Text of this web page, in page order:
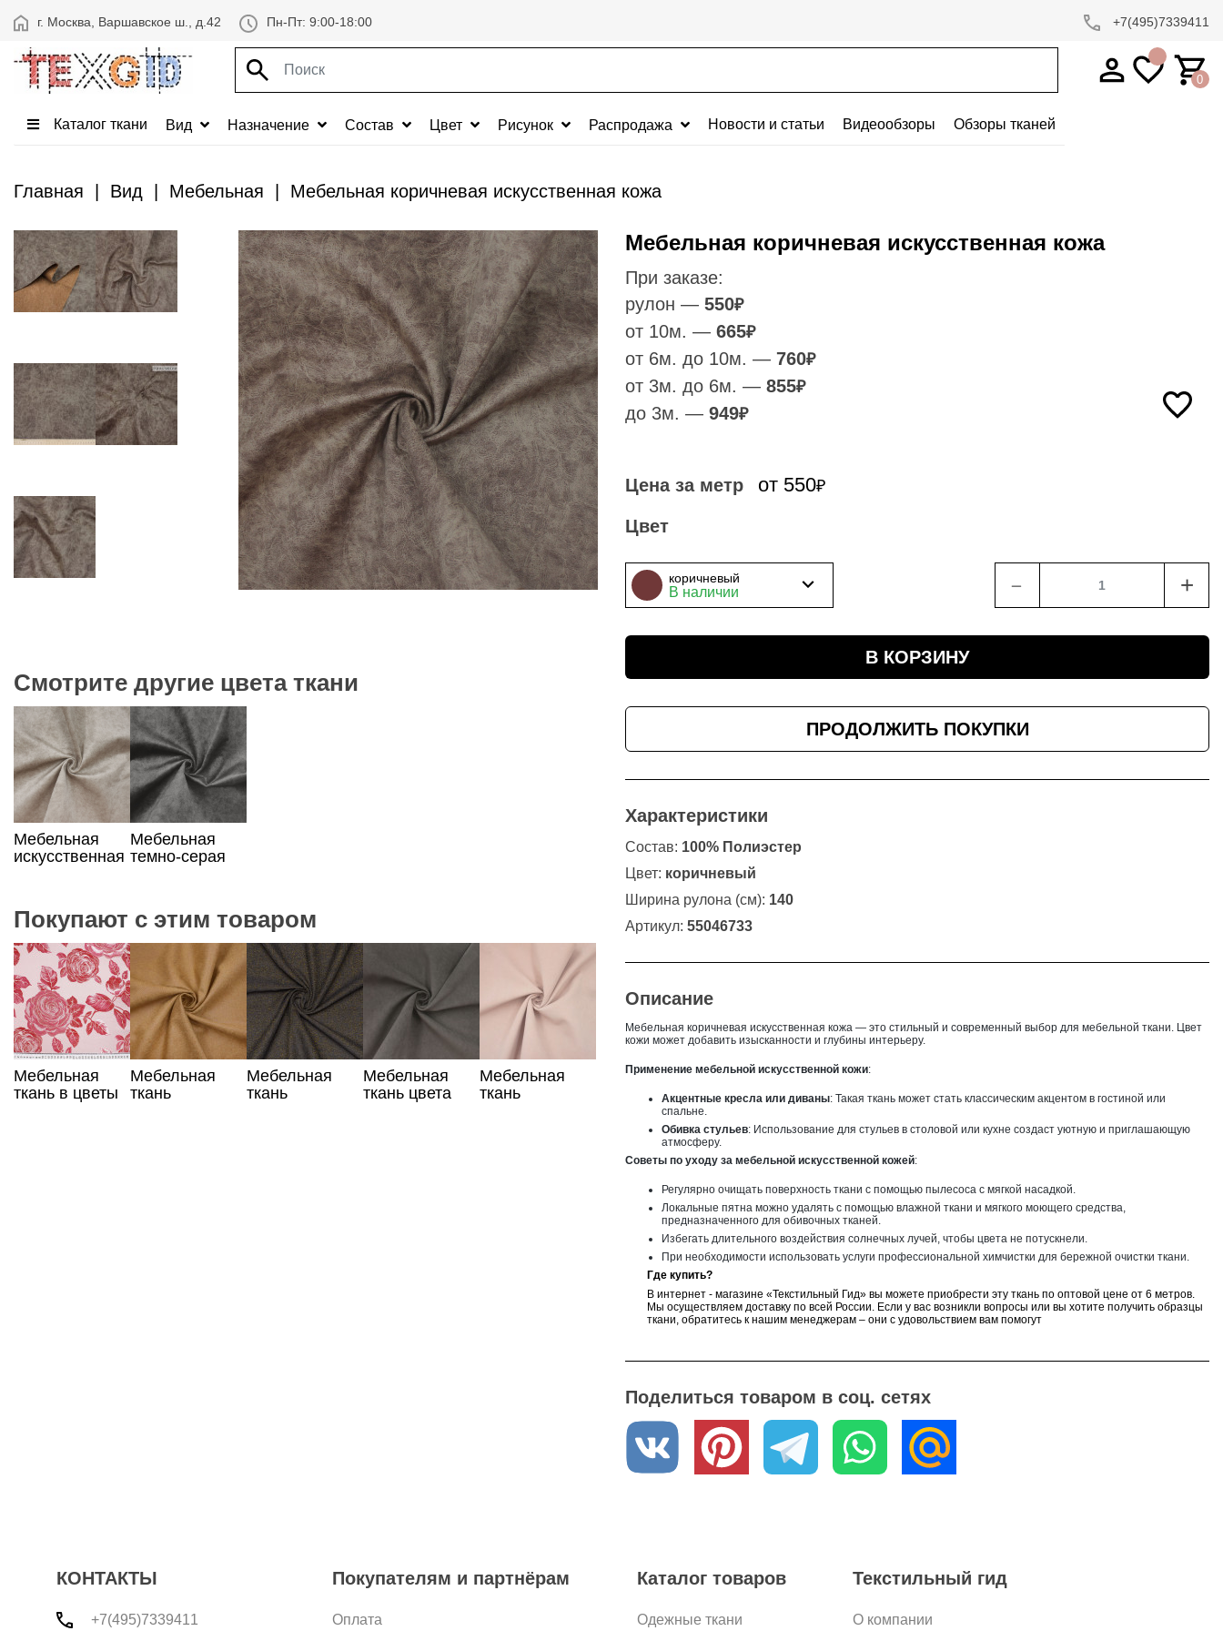
г. Москва, Варшавское ш., д.42 Пн-Пт: 9:00-18:00 +7(495)7339411
0
Каталог ткани Вид Назначение Состав Цвет Рисунок Распродажа Новости и статьи Видеообзоры Обзоры тканей
Главная Вид Мебельная Мебельная коричневая искусственная кожа
Мебельная коричневая искусственная кожа
При заказе:
рулон — 550₽
от 10м. — 665₽
от 6м. до 10м. — 760₽
от 3м. до 6м. — 855₽
до 3м. — 949₽
Цена за метр от 550₽
Цвет
коричневый
В наличии ﹣ +
В КОРЗИНУ
ПРОДОЛЖИТЬ ПОКУПКИ
Характеристики
Состав: 100% Полиэстер
Цвет: коричневый
Ширина рулона (см): 140
Артикул: 55046733
Описание
Мебельная коричневая искусственная кожа — это стильный и современный выбор для мебельной ткани. Цвет
кожи может добавить изысканности и глубины интерьеру.
Применение мебельной искусственной кожи:
Акцентные кресла или диваны: Такая ткань может стать классическим акцентом в гостиной или
спальне.
Обивка стульев: Использование для стульев в столовой или кухне создаст уютную и приглашающую
атмосферу.
Советы по уходу за мебельной искусственной кожей:
Регулярно очищать поверхность ткани с помощью пылесоса с мягкой насадкой.
Локальные пятна можно удалять с помощью влажной ткани и мягкого моющего средства,
предназначенного для обивочных тканей.
Избегать длительного воздействия солнечных лучей, чтобы цвета не потускнели.
При необходимости использовать услуги профессиональной химчистки для бережной очистки ткани.
Где купить?
В интернет - магазине «Текстильный Гид» вы можете приобрести эту ткань по оптовой цене от 6 метров.
Мы осуществляем доставку по всей России. Если у вас возникли вопросы или вы хотите получить образцы
ткани, обратитесь к нашим менеджерам – они с удовольствием вам помогут
Поделиться товаром в соц. сетях
Смотрите другие цвета ткани
Мебельная
искусственная
Мебельная
темно-серая
Покупают с этим товаром
Мебельная
ткань в цветы
Мебельная
ткань
Мебельная
ткань
Мебельная
ткань цвета
Мебельная
ткань
КОНТАКТЫ
+7(495)7339411
Покупателям и партнёрам
Оплата
Каталог товаров
Одежные ткани
Текстильный гид
О компании